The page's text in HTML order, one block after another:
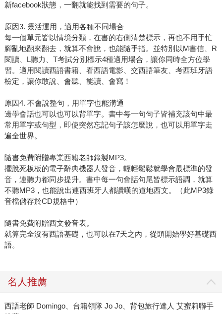
新facebook狀態，一翻就能找到需要的句子。
原因3. 靈活運用，適用各種不同場合
每一個單元皆以情境分類，在書的右側清楚標示，再也不用手忙
腳亂地翻來翻去，就算不會說，也能隨手指。並特別以M書信、R
閱讀、L聽力、T考試分別標示4種適用場合，讓你同時全方位學
習。適用閱讀西語書籍、看西語電影、交西語筆友、考西班牙語
檢定，讓你敢說、會聽、能讀、會寫！
原因4. 不會說整句，用單字也能溝通
邊學會話也可以也可以背單字。書中每一句句子皆補充該句中最
常用單字或句型，即使突然忘記句子該怎麼說，也可以用單字走
遍全世界。
隨書免費附贈專業西籍老師錄製MP3。
擺脫死板板的電子辭典機器人發音，輕輕鬆鬆就學會最標準的發
音，連聽力都同步提升。書中每一句會話句尾皆標示語調，就算
不聽MP3，也能說出連西班牙人都讚嘆的道地西文。（此MP3錄
音檔儲存於CD規格中）
隨書免費附贈西文發音表。
就算完全沒有西語基礎，也可以在7天之內，從頭開始學好基礎西
語。
名人推薦
西語老師 Domingo、台籍領隊 Jo Jo、背包旅行達人 艾蜜莉聯手